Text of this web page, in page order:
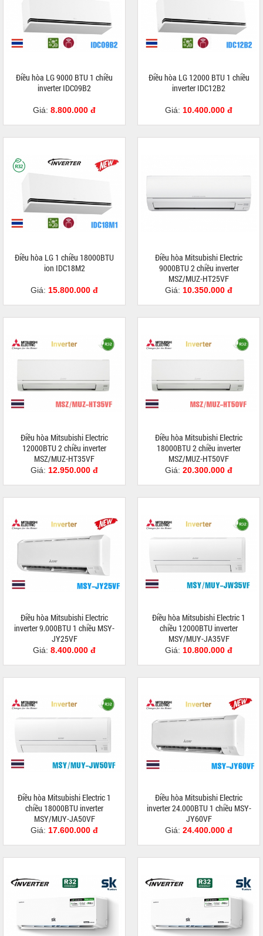
Điều hòa LG 9000 BTU 1 chiều
inverter IDC09B2
Giá: 8.800.000 đ
Điều hòa LG 12000 BTU 1 chiều
inverter IDC12B2
Giá: 10.400.000 đ
Điều hòa LG 1 chiều 18000BTU
ion IDC18M2
Giá: 15.800.000 đ
Điều hòa Mitsubishi Electric
9000BTU 2 chiều inverter
MSZ/MUZ-HT25VF
Giá: 10.350.000 đ
Điều hòa Mitsubishi Electric
12000BTU 2 chiều inverter
MSZ/MUZ-HT35VF
Giá: 12.950.000 đ
Điều hòa Mitsubishi Electric
18000BTU 2 chiều inverter
MSZ/MUZ-HT50VF
Giá: 20.300.000 đ
Điều hòa Mitsubishi Electric
inverter 9.000BTU 1 chiều MSY-
JY25VF
Giá: 8.400.000 đ
Điều hòa Mitsubishi Electric 1
chiều 12000BTU inverter
MSY/MUY-JA35VF
Giá: 10.800.000 đ
Điều hòa Mitsubishi Electric 1
chiều 18000BTU inverter
MSY/MUY-JA50VF
Giá: 17.600.000 đ
Điều hòa Mitsubishi Electric
inverter 24.000BTU 1 chiều MSY-
JY60VF
Giá: 24.400.000 đ